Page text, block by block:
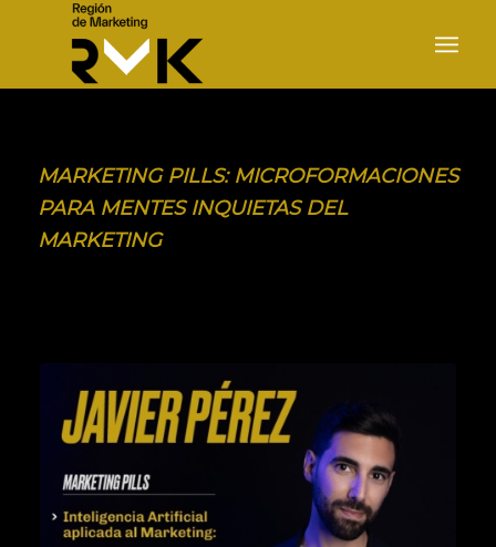
MARKETING PILLS: MICROFORMACIONES
PARA MENTES INQUIETAS DEL
MARKETING